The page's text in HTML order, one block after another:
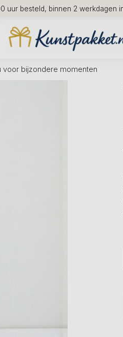
uur besteld, binnen 2 werkdagen
voor bijzondere momenten